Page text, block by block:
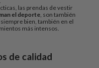
las prendas de vestir
el deporte, son también
bien, también en el
más intensos.
de calidad